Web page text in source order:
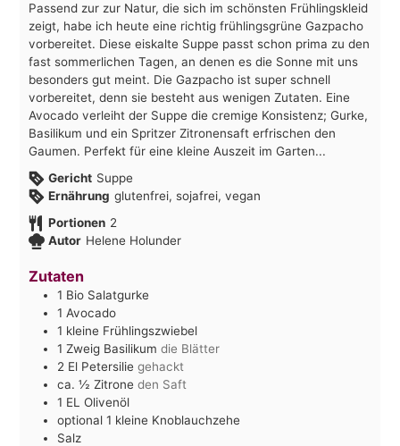
Passend zur zur Natur, die sich im schönsten Frühlingskleid
zeigt, habe ich heute eine richtig frühlingsgrüne Gazpacho
vorbereitet. Diese eiskalte Suppe passt schon prima zu den
fast sommerlichen Tagen, an denen es die Sonne mit uns
besonders gut meint. Die Gazpacho ist super schnell
vorbereitet, denn sie besteht aus wenigen Zutaten. Eine
Avocado verleiht der Suppe die cremige Konsistenz; Gurke,
Basilikum und ein Spritzer Zitronensaft erfrischen den
Gaumen. Perfekt für eine kleine Auszeit im Garten...
Gericht Suppe
Ernährung glutenfrei, sojafrei, vegan
Portionen 2
Autor Helene Holunder
Zutaten
1 Bio Salatgurke
1 Avocado
1 kleine Frühlingszwiebel
1 Zweig Basilikum die Blätter
2 El Petersilie gehackt
ca. ½Zitrone den Saft
1 EL Olivenöl
optional 1 kleine Knoblauchzehe
Salz